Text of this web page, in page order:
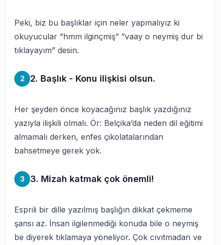
Peki, biz bu başlıklar için neler yapmalıyız ki
okuyucular ”hmm ilginçmiş” ”vaay o neymiş dur bi
tıklayayım” desin.
2 2. Başlık - Konu ilişkisi olsun.
Her şeyden önce koyacağınız başlık yazdığınız
yazıyla ilişkili olmalı. Ör: Belçika’da neden dil eğitimi
almamalı derken, enfes çikolatalarından
bahsetmeye gerek yok.
3 3. Mizah katmak çok önemli!
Esprili bir dille yazılmış başlığın dikkat çekmeme
şansı az. İnsan ilgilenmediği konuda bile o neymiş
be diyerek tıklamaya yöneliyor. Çok cıvıtmadan ve